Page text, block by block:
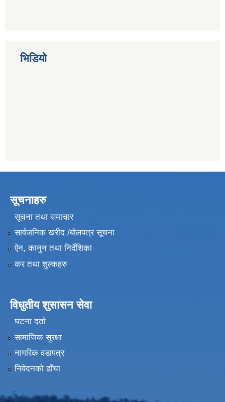
भिडियो
सूचनाहरु
सूचना तथा समाचार
सार्वजनिक खरीद /बोलपत्र सूचना
ऐन, कानुन तथा निर्देशिका
कर तथा शुल्कहरु
विधुतीय शुसासन सेवा
घटना दर्ता
सामाजिक सुरक्षा
नागरिक वडापत्र
निवेदनको ढाँचा